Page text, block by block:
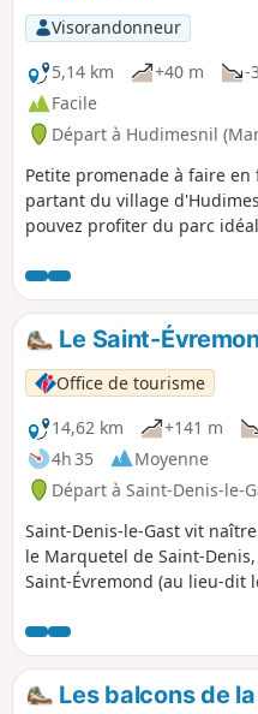
Visorandonneur
5,14 km
+40 m -
Facile
Départ à Hudimesnil
Petite promenade à faire en
partant du village
pouvez profiter du parc
enfants.
Le Saint-
Office de tourisme
14,62 km
+141 m
4h 35
Moyenne
Départ à Saint-Denis-le-
Saint-Denis-le-Gast vit
le Marquetel de Saint-
Saint-Évremond (au lieu-dit
Évremond fut un moraliste
français important. Une
commémorative se situe sur
bourg. C'est votre premier
Les balcons de